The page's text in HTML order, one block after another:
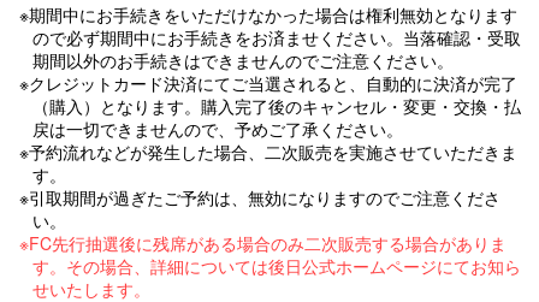
※期間中にお手続きをいただけなかった場合は権利無効となります
ので必ず期間中にお手続きをお済ませください。当落確認・受取
期間以外のお手続きはできませんのでご注意ください。
※クレジットカード決済にてご当選されると、自動的に決済が完了
（購入）となります。購入完了後のキャンセル・変更・交換・払
戻は一切できませんので、予めご了承ください。
※予約流れなどが発生した場合、二次販売を実施させていただきま
す。
※引取期間が過ぎたご予約は、無効になりますのでご注意くださ
い。
※FC先行抽選後に残席がある場合のみ二次販売する場合がありま
す。その場合、詳細については後日公式ホームページにてお知ら
せいたします。